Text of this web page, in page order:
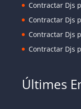
Contractar Djs
Contractar Djs
Contractar Djs
Contractar Djs
Últimes